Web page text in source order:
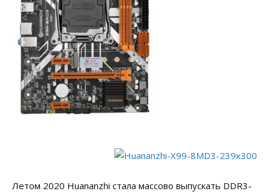
Летом 2020 Huananzhi стала массово выпускать DDR3-